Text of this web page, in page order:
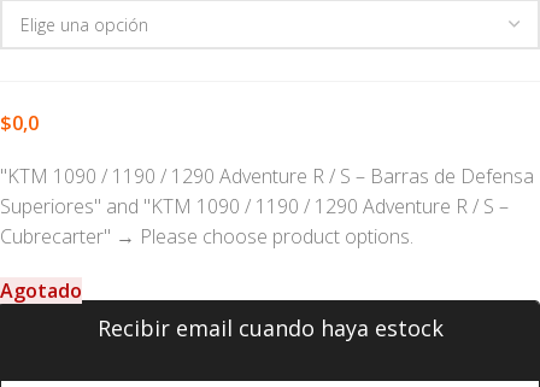
$0,0
"KTM 1090 / 1190 / 1290 Adventure R / S – Barras de Defensa
Superiores" and "KTM 1090 / 1190 / 1290 Adventure R / S –
Cubrecarter" → Please choose product options.
Agotado
Recibir email cuando haya estock